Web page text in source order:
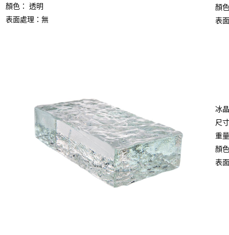
顏色： 透明
表面處理：無
顏
表
冰
尺
重
顏
表